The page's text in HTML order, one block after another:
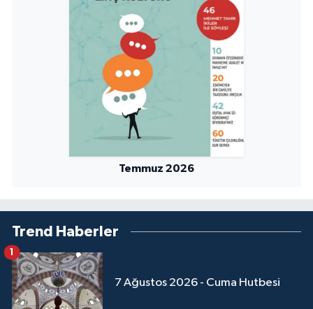
Temmuz 2026
Trend Haberler
7 Ağustos 2026 - Cuma Hutbesi
1
Van Müftülüğü
Yalova Müftülüğü
Yozgat Müftülüğü
Zonguldak Müftülüğü